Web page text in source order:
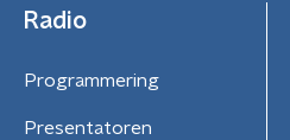
Radio
Programmering
Presentatoren